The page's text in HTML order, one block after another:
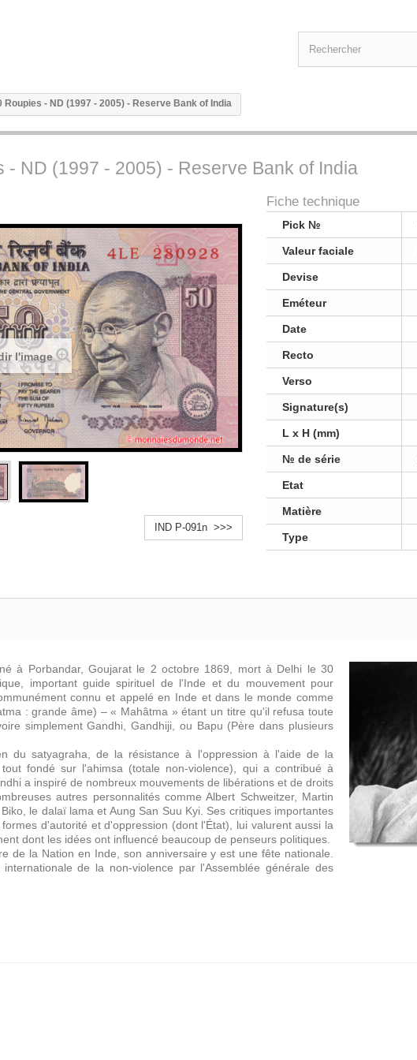
Roupies - ND (1997 - 2005) - Reserve Bank of India
- ND (1997 - 2005) - Reserve Bank of India
l'image
IND P-091n >>>
Fiche technique
Pick №
Valeur faciale
Devise
Eméteur
Date
Recto
Verso
Signature(s)
L x H (mm)
№ de série
Etat
Matière
Type
né à Porbandar, Goujarat le 2 octobre 1869, mort à Delhi le 30
important guide spirituel de l'Inde et du mouvement pour
connu et appelé en Inde et dans le monde comme
: grande âme) – « Mahâtma » étant un titre qu'il refusa toute
simplement Gandhi, Gandhiji, ou Bapu (Père dans plusieurs
du satyagraha, de la résistance à l'oppression à l'aide de la
fondé sur l'ahimsa (totale non-violence), qui a contribué à
a inspiré de nombreux mouvements de libérations et de droits
autres personnalités comme Albert Schweitzer, Martin
le dalaï lama et Aung San Suu Kyi. Ses critiques importantes
d'autorité et d'oppression (dont l'État), lui valurent aussi la
dont les idées ont influencé beaucoup de penseurs politiques.
de la Nation en Inde, son anniversaire y est une fête nationale.
de la non-violence par l'Assemblée générale des